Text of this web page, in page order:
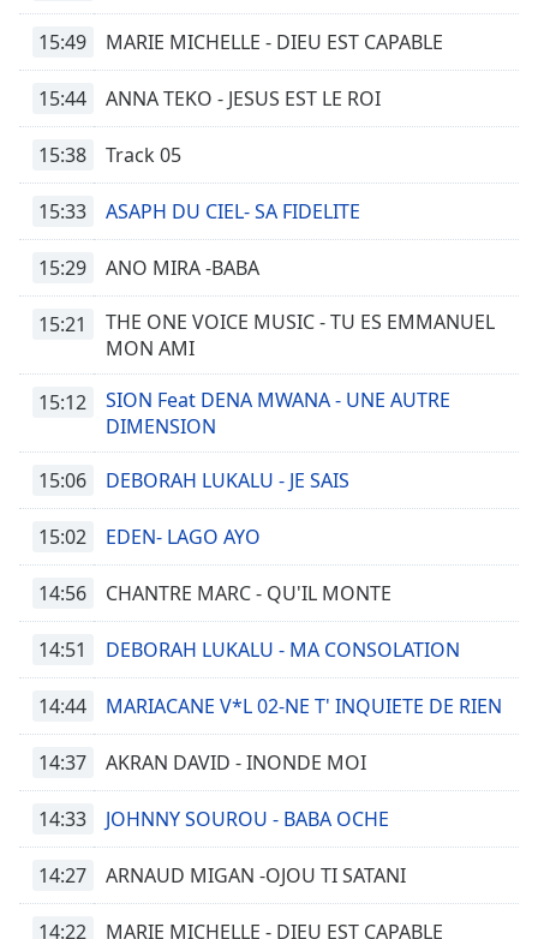
15:49 MARIE MICHELLE - DIEU EST CAPABLE
15:44 ANNA TEKO - JESUS EST LE ROI
15:38 Track 05
15:33 ASAPH DU CIEL- SA FIDELITE
15:29 ANO MIRA -BABA
15:21
THE ONE VOICE MUSIC - TU ES EMMANUEL
MON AMI
15:12
SION Feat DENA MWANA - UNE AUTRE
DIMENSION
15:06 DEBORAH LUKALU - JE SAIS
15:02 EDEN- LAGO AYO
14:56 CHANTRE MARC - QU'IL MONTE
14:51 DEBORAH LUKALU - MA CONSOLATION
14:44 MARIACANE V*L 02-NE T' INQUIETE DE RIEN
14:37 AKRAN DAVID - INONDE MOI
14:33 JOHNNY SOUROU - BABA OCHE
14:27 ARNAUD MIGAN -OJOU TI SATANI
14:22 MARIE MICHELLE - DIEU EST CAPABLE